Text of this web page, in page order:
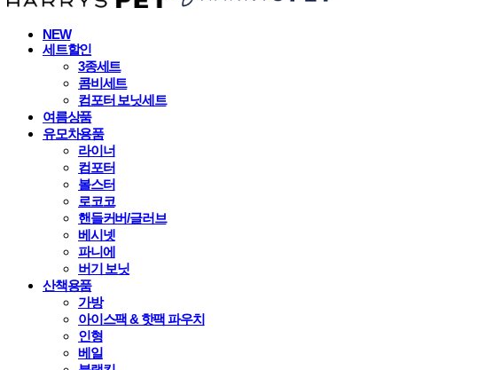
NEW
세트할인
3종세트
콤비세트
컴포터 보닛세트
여름상품
유모차용품
라이너
컴포터
볼스터
로코코
핸들커버/글러브
베시넷
파니에
버기 보닛
산책용품
가방
아이스팩 & 핫팩 파우치
인형
베일